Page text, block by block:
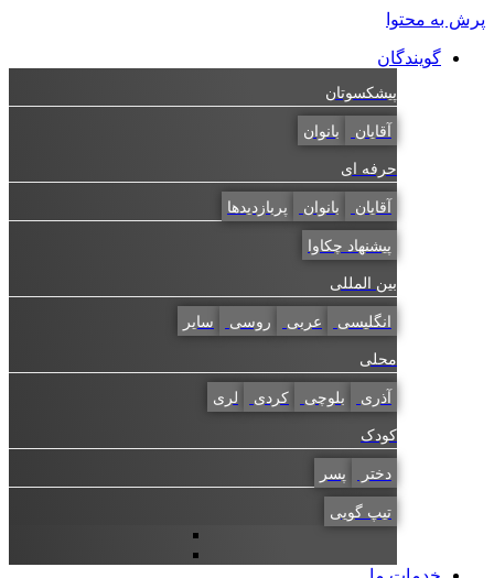
پرش به محتوا
گویندگان
پیشکسوتان
آقایان بانوان
حرفه ای
آقایان بانوان پربازدیدها
پیشنهاد چکاوا
بین المللی
انگلیسی عربی روسی سایر
محلی
آذری بلوچی کردی لری
کودک
دختر پسر
تیپ گویی